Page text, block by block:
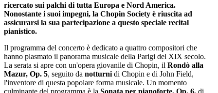
ricercato sui palchi di tutta Europa e Nord America.
Nonostante i suoi impegni, la Chopin Society è riuscita ad
assicurarsi la sua partecipazione a questo speciale recital
pianistico.
Il programma del concerto è dedicato a quattro compositori che
hanno plasmato il panorama musicale della Parigi del XIX secolo.
La serata si apre con un'opera giovanile di Chopin, il Rondò alla
Mazur, Op. 5, seguito da notturni di Chopin e di John Field,
l'inventore di questa popolare forma musicale. Un momento
culminante del programma è la Sonata per pianoforte, Op. 6, di